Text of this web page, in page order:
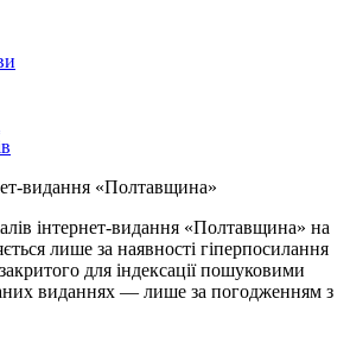
видання «Полтавщина»
інтернет-видання «Полтавщина» на
лише за наявності гіперпосилання
для індексації пошуковими
виданнях — лише за погодженням з